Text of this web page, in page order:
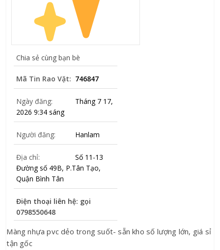
Chia sẻ cùng bạn bè
Mã Tin Rao Vặt: 746847
Ngày đăng:
Tháng 7 17,
2026 9:34 sáng
Người đăng: Hanlam
Địa chỉ:
Số 11-13
Đường số 49B, P.Tân Tạo,
Quận Bình Tân
Điện thoại liên hệ: gọi
0798550648
Màng nhựa pvc dẻo trong suốt- sẵn kho số lượng lớn, giá sỉ
tận gốc